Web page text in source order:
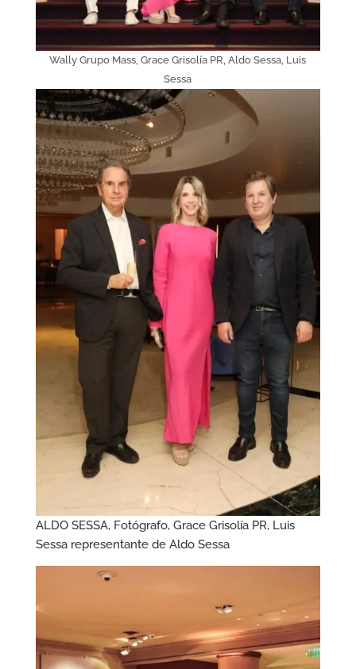
Wally Grupo Mass, Grace Grisolía PR, Aldo Sessa, Luis
Sessa
ALDO SESSA, Fotógrafo, Grace Grisolía PR, Luis
Sessa representante de Aldo Sessa